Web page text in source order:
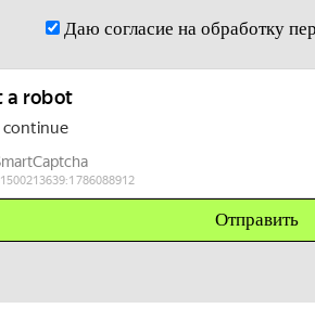
Даю согласие на обработку